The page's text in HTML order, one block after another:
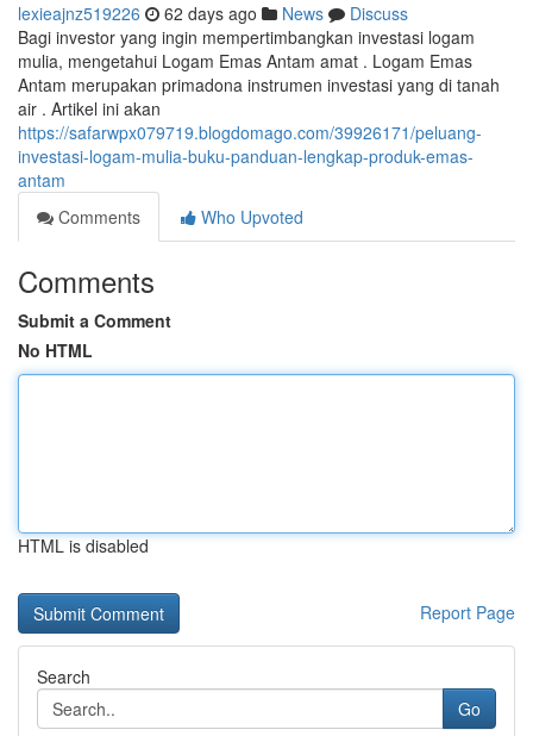
lexieajnz519226 62 days ago News
Discuss
Bagi investor yang ingin mempertimbangkan investasi logam
mulia, mengetahui Logam Emas Antam amat . Logam Emas
Antam merupakan primadona instrumen investasi yang di tanah
air . Artikel ini akan
https://safarwpx079719.blogdomago.com/39926171/peluang-
investasi-logam-mulia-buku-panduan-lengkap-produk-emas-
antam
Comments
Who Upvoted
Comments
Submit a Comment
No HTML
HTML is disabled
Report Page
Search
Go